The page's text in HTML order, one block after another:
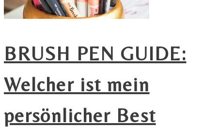
BRUSH PEN GUIDE:
Welcher ist mein
persönlicher Best